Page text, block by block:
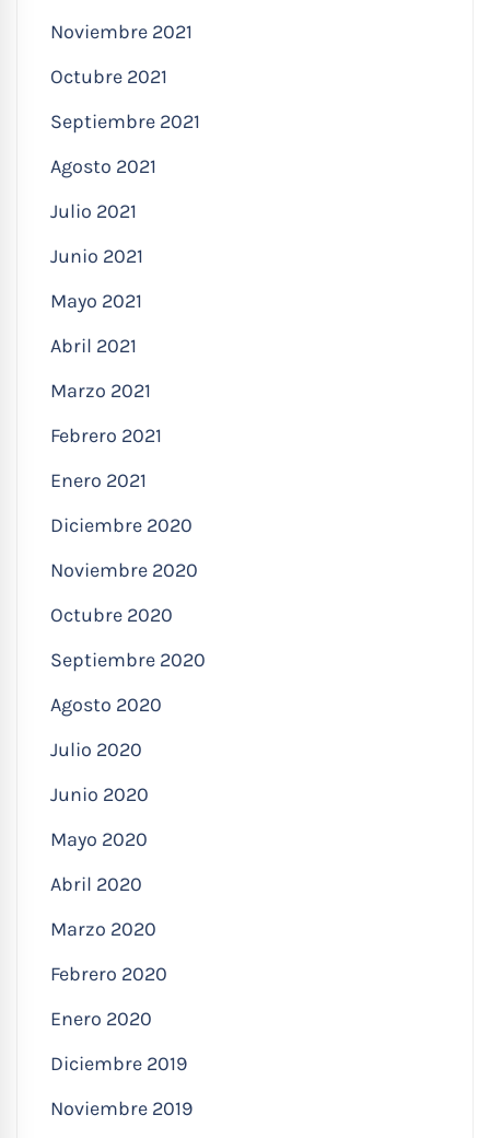
Noviembre 2021
Octubre 2021
Septiembre 2021
Agosto 2021
Julio 2021
Junio 2021
Mayo 2021
Abril 2021
Marzo 2021
Febrero 2021
Enero 2021
Diciembre 2020
Noviembre 2020
Octubre 2020
Septiembre 2020
Agosto 2020
Julio 2020
Junio 2020
Mayo 2020
Abril 2020
Marzo 2020
Febrero 2020
Enero 2020
Diciembre 2019
Noviembre 2019